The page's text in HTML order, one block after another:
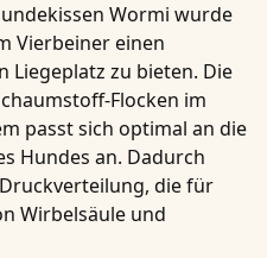
Wormi wurde
Vierbeiner einen
Liegeplatz zu bieten. Die
Flocken im
passt sich optimal an die
Hundes an. Dadurch
, die für
Wirbelsäule und